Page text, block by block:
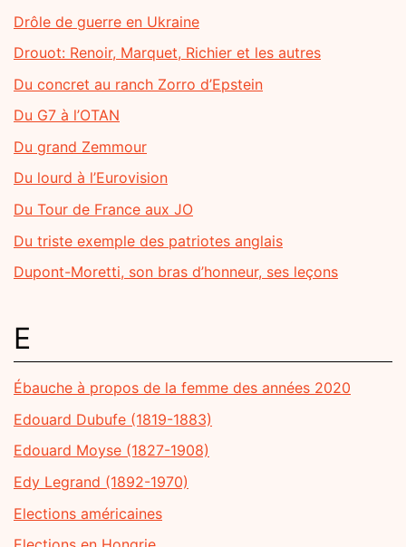
Drôle de guerre en Ukraine
Drouot: Renoir, Marquet, Richier et les autres
Du concret au ranch Zorro d’Epstein
Du G7 à l’OTAN
Du grand Zemmour
Du lourd à l’Eurovision
Du Tour de France aux JO
Du triste exemple des patriotes anglais
Dupont-Moretti, son bras d’honneur, ses leçons
E
Ébauche à propos de la femme des années 2020
Edouard Dubufe (1819-1883)
Edouard Moyse (1827-1908)
Edy Legrand (1892-1970)
Elections américaines